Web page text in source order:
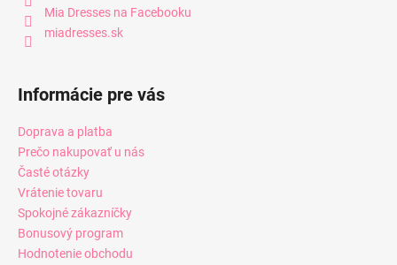
Mia Dresses na Facebooku
miadresses.sk
Informácie pre vás
Doprava a platba
Prečo nakupovať u nás
Časté otázky
Vrátenie tovaru
Spokojné zákazníčky
Bonusový program
Hodnotenie obchodu